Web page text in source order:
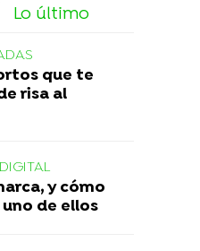
Lo último
que te
risa al
y cómo
uno de ellos